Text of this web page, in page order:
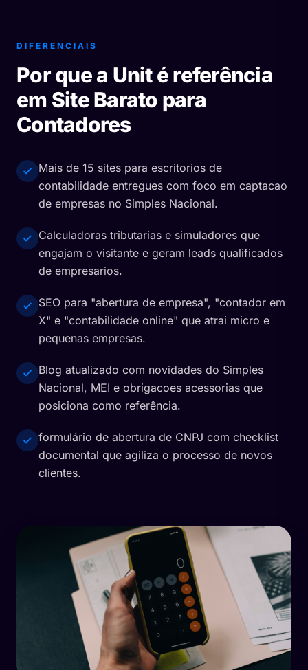
DIFERENCIAIS
Por que a Unit é referência
em Site Barato para
Contadores
Mais de 15 sites para escritorios de
contabilidade entregues com foco em captacao
de empresas no Simples Nacional.
Calculadoras tributarias e simuladores que
engajam o visitante e geram leads qualificados
de empresarios.
SEO para "abertura de empresa", "contador em
X" e "contabilidade online" que atrai micro e
pequenas empresas.
Blog atualizado com novidades do Simples
Nacional, MEI e obrigacoes acessorias que
posiciona como referência.
formulário de abertura de CNPJ com checklist
documental que agiliza o processo de novos
clientes.